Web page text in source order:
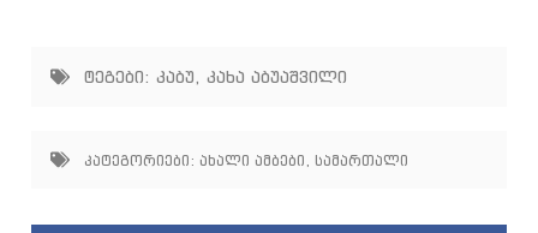
ტეგები: კაბუ, კახა აბუაშვილი
კატეგორიები: ახალი ამბები სამართალი